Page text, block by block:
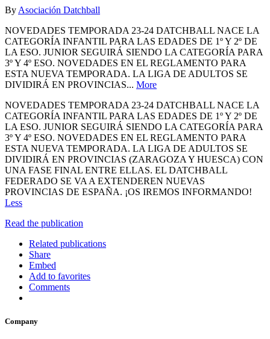
By Asociación Datchball
NOVEDADES TEMPORADA 23-24 DATCHBALL NACE LA
CATEGORÍA INFANTIL PARA LAS EDADES DE 1º Y 2º DE
LA ESO. JUNIOR SEGUIRÁ SIENDO LA CATEGORÍA PARA
3º Y 4º ESO. NOVEDADES EN EL REGLAMENTO PARA
ESTA NUEVA TEMPORADA. LA LIGA DE ADULTOS SE
DIVIDIRÁ EN PROVINCIAS... More
NOVEDADES TEMPORADA 23-24 DATCHBALL NACE LA
CATEGORÍA INFANTIL PARA LAS EDADES DE 1º Y 2º DE
LA ESO. JUNIOR SEGUIRÁ SIENDO LA CATEGORÍA PARA
3º Y 4º ESO. NOVEDADES EN EL REGLAMENTO PARA
ESTA NUEVA TEMPORADA. LA LIGA DE ADULTOS SE
DIVIDIRÁ EN PROVINCIAS (ZARAGOZA Y HUESCA) CON
UNA FASE FINAL ENTRE ELLAS. EL DATCHBALL
FEDERADO SE VA A EXTENDEREN NUEVAS
PROVINCIAS DE ESPAÑA. ¡OS IREMOS INFORMANDO!
Less
Read the publication
Related publications
Share
Embed
Add to favorites
Comments
Company